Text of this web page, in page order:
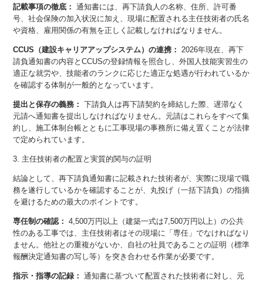
記載事項の徹底： 通知書には、再下請負人の名称、住所、許可番
号、社会保険の加入状況に加え、現場に配置される主任技術者の氏名
や資格、雇用関係の有無を正しく記載しなければなりません。
CCUS（建設キャリアアップシステム）の連携：
2026年現在、再下
請負通知書の内容とCCUSの登録情報を照合し、外国人技能実習生の
適正な就労や、技能者のランクに応じた適正な処遇が行われているか
を確認する体制が一般的となっています。
提出と保存の義務： 下請負人は再下請契約を締結した際、遅滞なく
元請へ通知書を提出しなければなりません。元請はこれらをすべて集
約し、施工体制台帳とともに工事現場の事務所に備え置くことが法律
で定められています。
3. 主任技術者の配置と実質的関与の証明
結論として、再下請負通知書に記載された技術者が、実際に現場で職
務を遂行しているかを確認することが、丸投げ（一括下請負）の指摘
を避けるための最大のポイントです。
専任制の確認： 4,500万円以上（建築一式は7,500万円以上）の公共
性のある工事では、主任技術者はその現場に「専任」でなければなり
ません。他社との重複がないか、自社の社員であることの証明（標準
報酬決定通知書の写し等）を突き合わせる作業が必要です。
指示・指導の記録： 通知書に基づいて配置された技術者に対し、元